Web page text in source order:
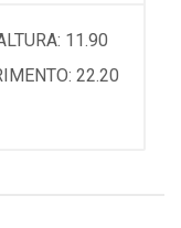
11.90
22.20